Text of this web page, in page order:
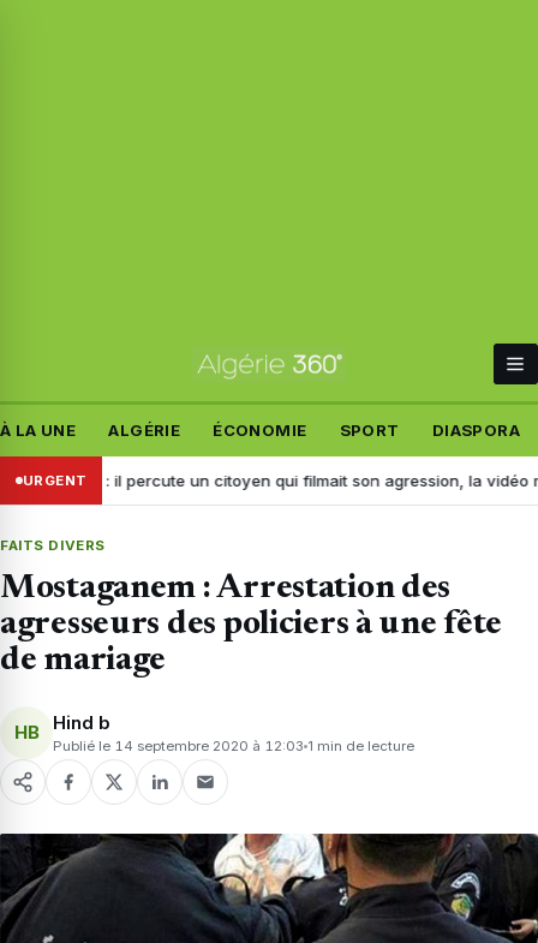
À LA UNE ALGÉRIE ÉCONOMIE SPORT DIASPORA
URGENT
: il percute un citoyen qui filmait son agression, la vidéo mène à
FAITS DIVERS
Mostaganem : Arrestation des
agresseurs des policiers à une fête
de mariage
HB Hind b
Publié le 14 septembre 2020 à 12:03 1 min de lecture